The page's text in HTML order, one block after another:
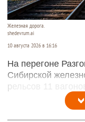
Железная дорога.
shedevrum.ai
10 августа 2026 в 16:16
На перегоне
Сибирской
рельсов 11